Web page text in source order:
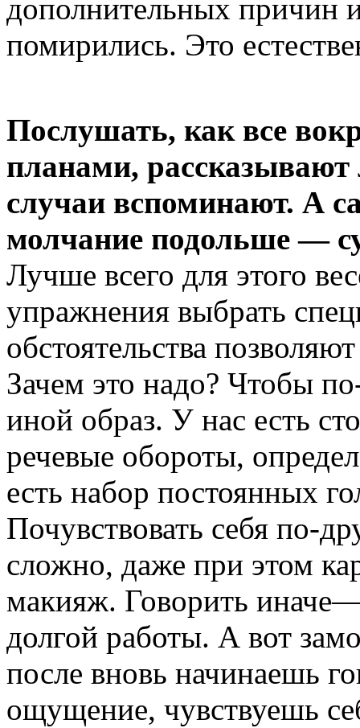
дополнительных причин
помирились. Это
Послушать, как все
планами,
случаи вспоминают. А
молчание подольше —
Лучше всего для этого
упражнения выбрать
обстоятельства
Зачем это надо? Чтобы
иной образ. У нас есть
речевые обороты,
есть набор постоянных
Почувствовать себя по-
сложно, даже при этом
макияж. Говорить
долгой работы. А вот
после вновь начинаешь
ощущение, чувствуешь